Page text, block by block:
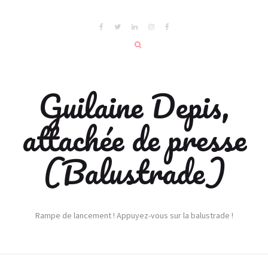
Guilaine Depis,
attachée de presse
(Balustrade)
Rampe de lancement ! Appuyez-vous sur la balustrade !